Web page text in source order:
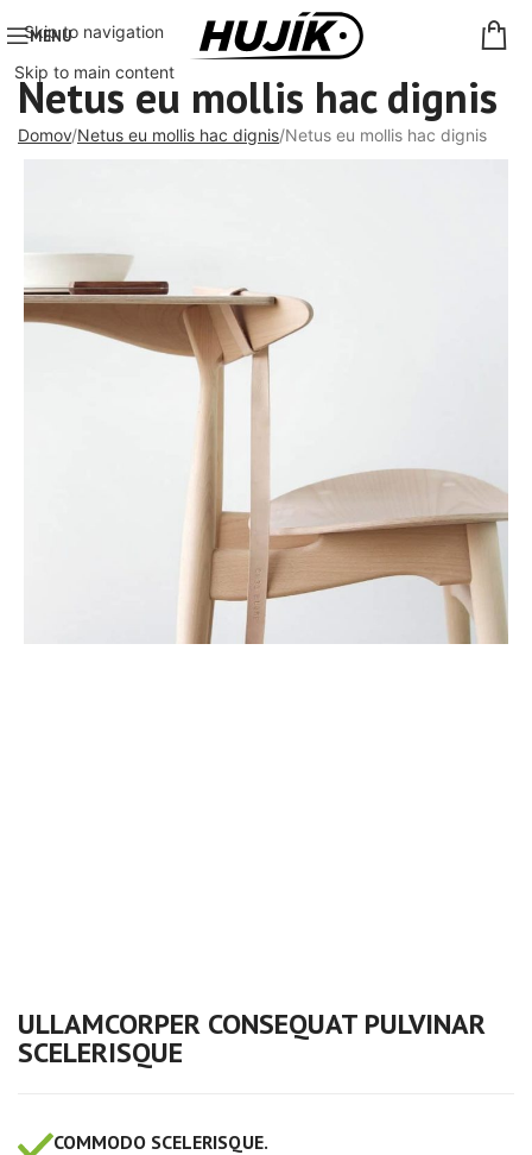
Skip to navigation
Skip to main content
MENU
Netus eu mollis hac dignis
Domov Netus eu mollis hac dignis Netus eu mollis hac dignis
ULLAMCORPER CONSEQUAT PULVINAR
SCELERISQUE
COMMODO SCELERISQUE.